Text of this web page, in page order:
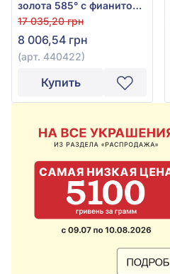
золота 585° с фианитом,
арт. 440422
17 035,20 грн
8 006,54 грн
(арт. 440422)
Купить